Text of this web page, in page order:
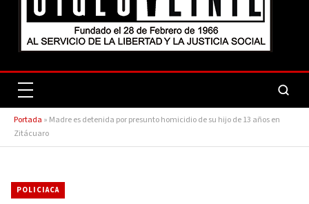
Portada » Madre es detenida por presunto homicidio de su hijo de 13 años en
Zitácuaro
POLICIACA